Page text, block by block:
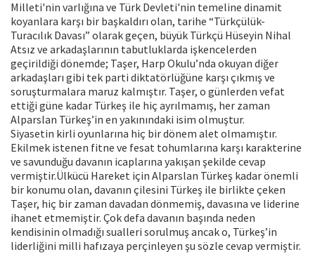
Milleti'nin varlığına ve Türk Devleti'nin temeline dinamit
koyanlara karşı bir başkaldırı olan, tarihe “Türkçülük-
Turacılık Davası” olarak geçen, büyük Türkçü Hüseyin Nihal
Atsız ve arkadaşlarının tabutluklarda işkencelerden
geçirildiği dönemde; Taşer, Harp Okulu’nda okuyan diğer
arkadaşları gibi tek parti diktatörlüğüne karşı çıkmış ve
soruşturmalara maruz kalmıştır. Taşer, o günlerden vefat
ettiği güne kadar Türkeş ile hiç ayrılmamış, her zaman
Alparslan Türkeş’in en yakınındaki isim olmuştur.
Siyasetin kirli oyunlarına hiç bir dönem alet olmamıştır.
Ekilmek istenen fitne ve fesat tohumlarına karşı karakterine
ve savunduğu davanın icaplarına yakışan şekilde cevap
vermiştir.Ülkücü Hareket için Alparslan Türkeş kadar önemli
bir konumu olan, davanın çilesini Türkeş ile birlikte çeken
Taşer, hiç bir zaman davadan dönmemiş, davasına ve liderine
ihanet etmemiştir. Çok defa davanın başında neden
kendisinin olmadığı sualleri sorulmuş ancak o, Türkeş’in
liderliğini milli hafızaya perçinleyen şu sözle cevap vermiştir.